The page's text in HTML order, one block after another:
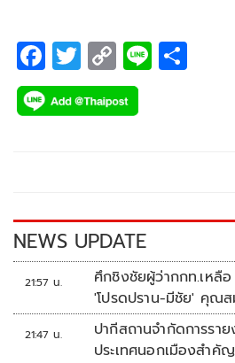
F
ac
e
k
T
wi
tt
C
o
p
k
Li
NEWS UPDATE
21:57 น.
ศึกชิงชัยผู้ว่ากกท.เหลื
'โปรดปราน-มีชัย' คุณ
21:47 น.
ปากีสถานจำกัดการรา
ประเทศนอกเมืองสำคัญ